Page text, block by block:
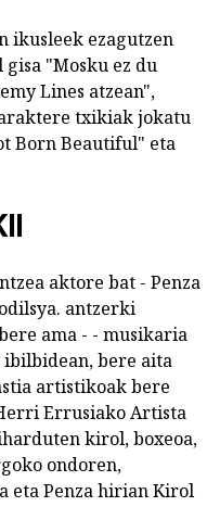
ikusleek ezagutzen
"Mosku ez du
Lines atzean",
txikiak jokatu
Born Beautiful" eta
aktore bat - Penza
antzerki
ama - - musikaria
ibilbidean, bere aita
artistikoak bere
Errusiako Artista
kirol, boxeoa,
ondoren,
eta Penza hirian Kirol